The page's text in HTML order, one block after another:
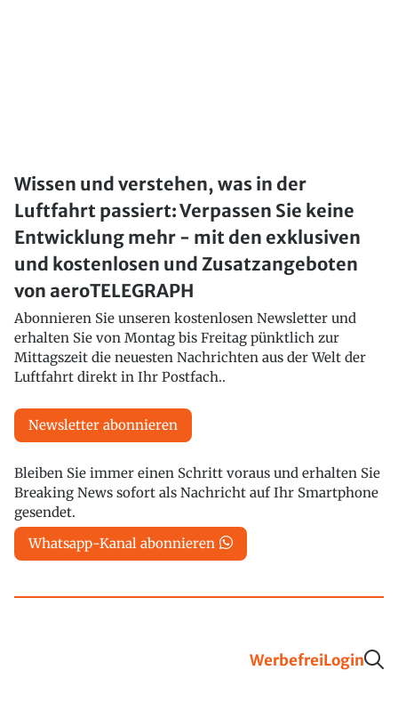
Wissen und verstehen, was in der
Luftfahrt passiert: Verpassen Sie keine
Entwicklung mehr - mit den exklusiven
und kostenlosen und Zusatzangeboten
von aeroTELEGRAPH
Abonnieren Sie unseren kostenlosen Newsletter und
erhalten Sie von Montag bis Freitag pünktlich zur
Mittagszeit die neuesten Nachrichten aus der Welt der
Luftfahrt direkt in Ihr Postfach..
Newsletter abonnieren
Bleiben Sie immer einen Schritt voraus und erhalten Sie
Breaking News sofort als Nachricht auf Ihr Smartphone
gesendet.
Whatsapp-Kanal abonnieren
WerbefreiLogin